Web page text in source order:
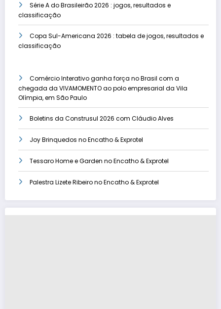
Série A do Brasileirão 2026 : jogos, resultados e
classificação
Copa Sul-Americana 2026 : tabela de jogos, resultados e
classificação
Comércio Interativo ganha força no Brasil com a
chegada da VIVAMOMENTO ao polo empresarial da Vila
Olímpia, em São Paulo
Boletins da Construsul 2026 com Cláudio Alves
Joy Brinquedos no Encatho & Exprotel
Tessaro Home e Garden no Encatho & Exprotel
Palestra Lizete Ribeiro no Encatho & Exprotel